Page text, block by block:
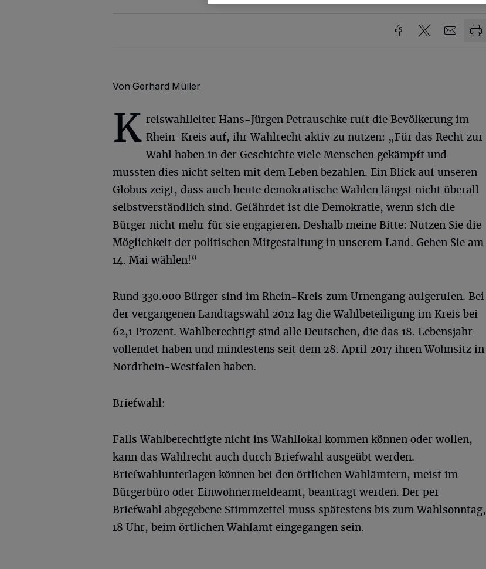
Von Gerhard Müller
K reiswahlleiter Hans-Jürgen Petrauschke ruft die Bevölkerung im
Rhein-Kreis auf, ihr Wahlrecht aktiv zu nutzen: „Für das Recht zur
Wahl haben in der Geschichte viele Menschen gekämpft und
mussten dies nicht selten mit dem Leben bezahlen. Ein Blick auf unseren
Globus zeigt, dass auch heute demokratische Wahlen längst nicht überall
selbstverständlich sind. Gefährdet ist die Demokratie, wenn sich die
Bürger nicht mehr für sie engagieren. Deshalb meine Bitte: Nutzen Sie die
Möglichkeit der politischen Mitgestaltung in unserem Land. Gehen Sie am
14. Mai wählen!“
Rund 330.000 Bürger sind im Rhein-Kreis zum Urnengang aufgerufen. Bei
der vergangenen Landtagswahl 2012 lag die Wahlbeteiligung im Kreis bei
62,1 Prozent. Wahlberechtigt sind alle Deutschen, die das 18. Lebensjahr
vollendet haben und mindestens seit dem 28. April 2017 ihren Wohnsitz in
Nordrhein-Westfalen haben.
Briefwahl:
Falls Wahlberechtigte nicht ins Wahllokal kommen können oder wollen,
kann das Wahlrecht auch durch Briefwahl ausgeübt werden.
Briefwahlunterlagen können bei den örtlichen Wahlämtern, meist im
Bürgerbüro oder Einwohnermeldeamt, beantragt werden. Der per
Briefwahl abgegebene Stimmzettel muss spätestens bis zum Wahlsonntag,
18 Uhr, beim örtlichen Wahlamt eingegangen sein.